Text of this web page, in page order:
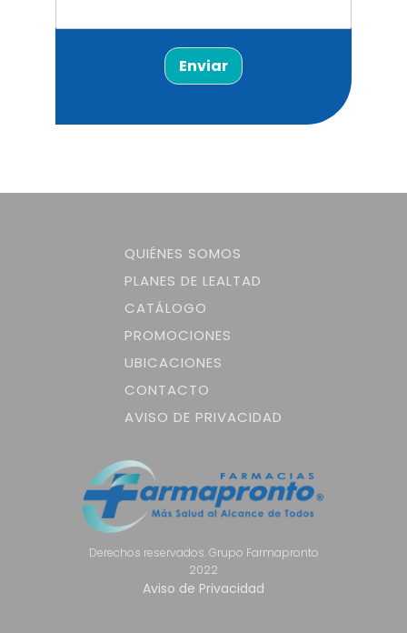
Enviar
QUIÉNES SOMOS
PLANES DE LEALTAD
CATÁLOGO
PROMOCIONES
UBICACIONES
CONTACTO
AVISO DE PRIVACIDAD
Derechos reservados. Grupo Farmapronto
2022
Aviso de Privacidad